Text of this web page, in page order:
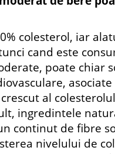
colesterol, iar
cand este
poate chiar
al
ingredintele
continut de fibre
nivelului de